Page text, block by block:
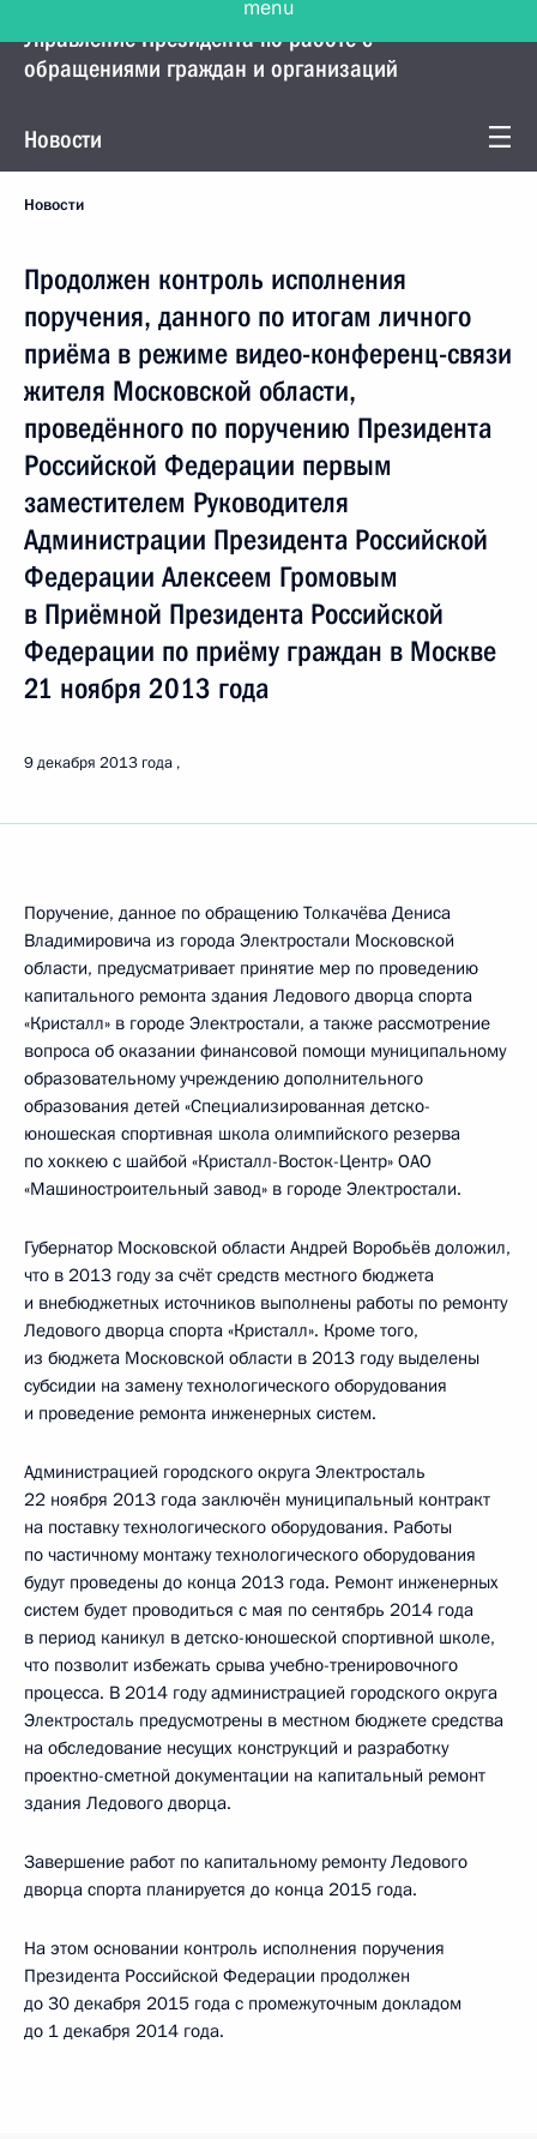
Управление Президента по работе с
обращениями граждан и организаций
Новости
Новости
Продолжен контроль исполнения
поручения, данного по итогам личного
приёма в режиме видео-конференц-связи
жителя Московской области,
проведённого по поручению Президента
Российской Федерации первым
заместителем Руководителя
Администрации Президента Российской
Федерации Алексеем Громовым
в Приёмной Президента Российской
Федерации по приёму граждан в Москве
21 ноября 2013 года
9 декабря 2013 года
Поручение, данное по обращению Толкачёва Дениса
Владимировича из города Электростали Московской
области, предусматривает принятие мер по проведению
капитального ремонта здания Ледового дворца спорта
«Кристалл» в городе Электростали, а также рассмотрение
вопроса об оказании финансовой помощи муниципальному
образовательному учреждению дополнительного
образования детей «Специализированная детско-
юношеская спортивная школа олимпийского резерва
по хоккею с шайбой «Кристалл-Восток-Центр» ОАО
«Машиностроительный завод» в городе Электростали.
Губернатор Московской области Андрей Воробьёв доложил,
что в 2013 году за счёт средств местного бюджета
и внебюджетных источников выполнены работы по ремонту
Ледового дворца спорта «Кристалл». Кроме того,
из бюджета Московской области в 2013 году выделены
субсидии на замену технологического оборудования
и проведение ремонта инженерных систем.
Администрацией городского округа Электросталь
22 ноября 2013 года заключён муниципальный контракт
на поставку технологического оборудования. Работы
по частичному монтажу технологического оборудования
будут проведены до конца 2013 года. Ремонт инженерных
систем будет проводиться с мая по сентябрь 2014 года
в период каникул в детско-юношеской спортивной школе,
что позволит избежать срыва учебно-тренировочного
процесса. В 2014 году администрацией городского округа
Электросталь предусмотрены в местном бюджете средства
на обследование несущих конструкций и разработку
проектно-сметной документации на капитальный ремонт
здания Ледового дворца.
Завершение работ по капитальному ремонту Ледового
дворца спорта планируется до конца 2015 года.
На этом основании контроль исполнения поручения
Президента Российской Федерации продолжен
до 30 декабря 2015 года с промежуточным докладом
до 1 декабря 2014 года.